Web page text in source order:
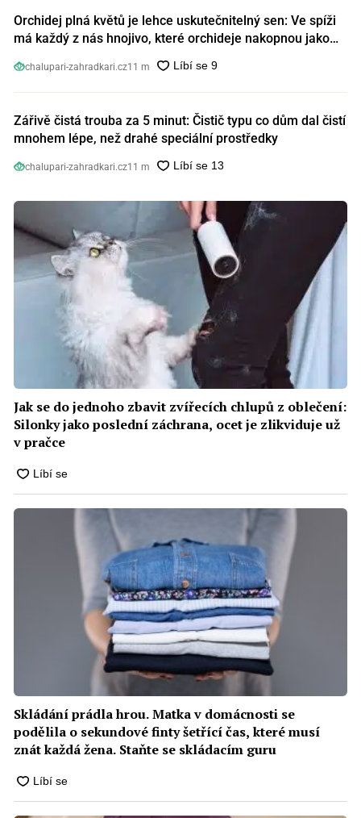
Orchidej plná květů je lehce uskutečnitelný sen: Ve spíži
má každý z nás hnojivo, které orchideje nakopnou jako
chalupari-zahradkari.cz11 m
Zářivě čistá trouba za 5 minut: Čistič typu co dům dal čistí
mnohem lépe, než drahé speciální prostředky
chalupari-zahradkari.cz11 m
Jak se do jednoho zbavit zvířecích chlupů z oblečení:
Silonky jako poslední záchrana, ocet je zlikviduje už
v pračce
Skládání prádla hrou. Matka v domácnosti se
podělila o sekundové finty šetřící čas, které musí
znát každá žena. Staňte se skládacím guru